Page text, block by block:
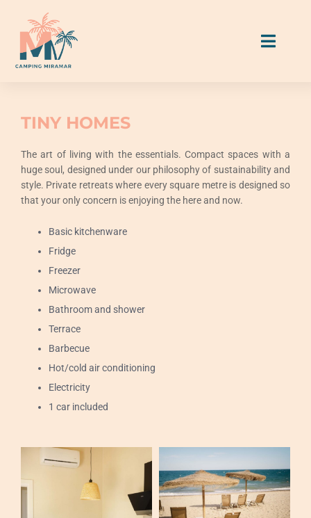
content
Toggle
Eat & Drink
Activities & Services
Miramar Guide
Events
TINY HOMES
The art of living with the essentials. Compact spaces with a
huge soul, designed under our philosophy of sustainability and
style. Private retreats where every square metre is designed so
that your only concern is enjoying the here and now.
Basic kitchenware
Fridge
Freezer
Microwave
Bathroom and shower
Terrace
Barbecue
Hot/cold air conditioning
Electricity
1 car included